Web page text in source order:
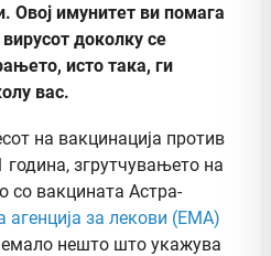
Овој имунитет ви помага
доколку се
исто така, ги
вас.
на вакцинација против
згрутчувањето на
со вакцината Астра-
агенција за лекови (ЕМА)
нешто што укажува